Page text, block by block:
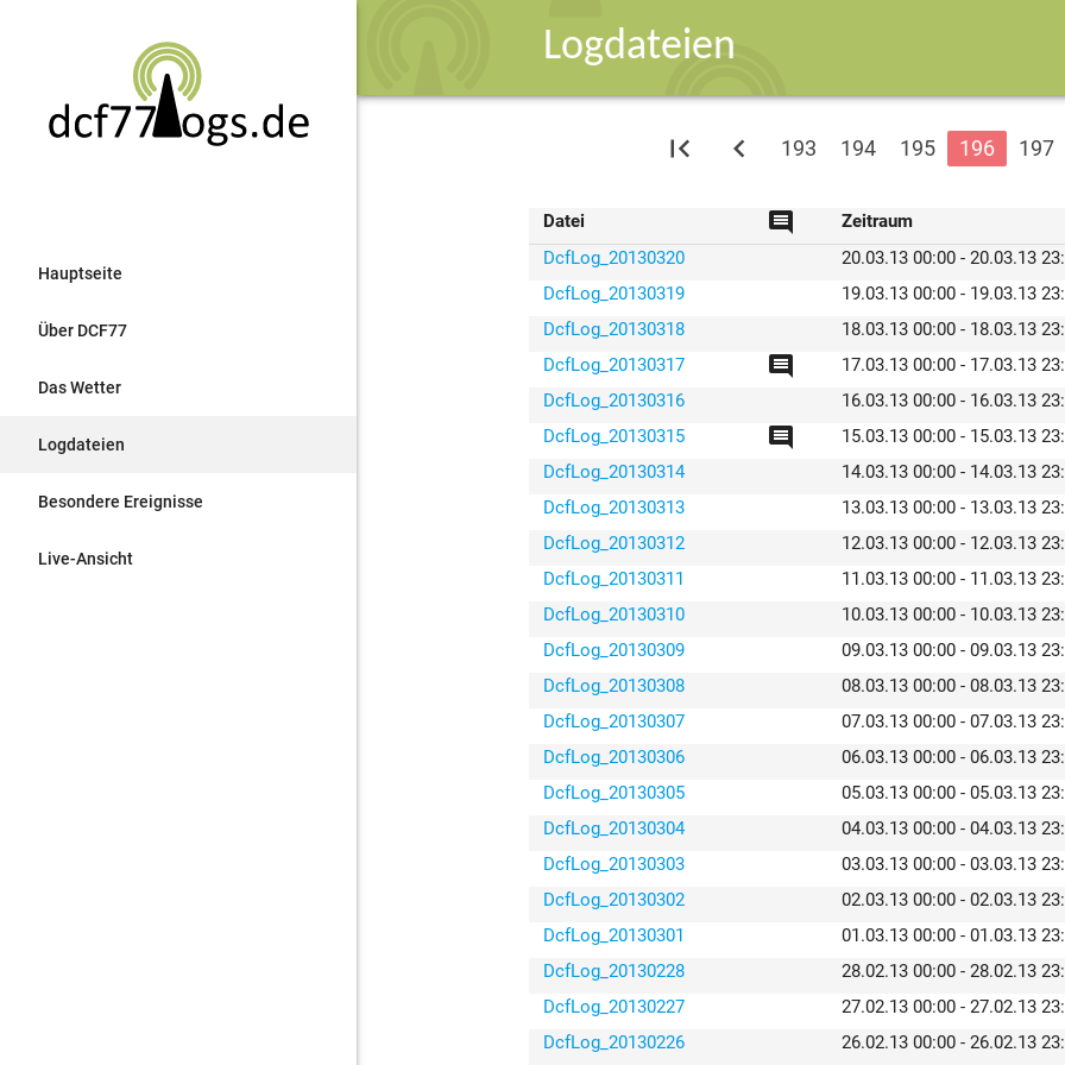
Logdateien
Hauptseite
Über DCF77
Das Wetter
Logdateien
Besondere Ereignisse
Live-Ansicht
first_page chevron_left 193 194 195 196 197
Datei comment Zeitraum
DcfLog_20130320 20.03.13 00:00 - 20.03.13
DcfLog_20130319 19.03.13 00:00 - 19.03.13
DcfLog_20130318 18.03.13 00:00 - 18.03.13
DcfLog_20130317 comment 17.03.13 00:00 - 17.03.13
DcfLog_20130316 16.03.13 00:00 - 16.03.13
DcfLog_20130315 comment 15.03.13 00:00 - 15.03.13
DcfLog_20130314 14.03.13 00:00 - 14.03.13
DcfLog_20130313 13.03.13 00:00 - 13.03.13
DcfLog_20130312 12.03.13 00:00 - 12.03.13
DcfLog_20130311 11.03.13 00:00 - 11.03.13
DcfLog_20130310 10.03.13 00:00 - 10.03.13
DcfLog_20130309 09.03.13 00:00 - 09.03.13
DcfLog_20130308 08.03.13 00:00 - 08.03.13
DcfLog_20130307 07.03.13 00:00 - 07.03.13
DcfLog_20130306 06.03.13 00:00 - 06.03.13
DcfLog_20130305 05.03.13 00:00 - 05.03.13
DcfLog_20130304 04.03.13 00:00 - 04.03.13
DcfLog_20130303 03.03.13 00:00 - 03.03.13
DcfLog_20130302 02.03.13 00:00 - 02.03.13
DcfLog_20130301 01.03.13 00:00 - 01.03.13
DcfLog_20130228 28.02.13 00:00 - 28.02.13
DcfLog_20130227 27.02.13 00:00 - 27.02.13
DcfLog_20130226 26.02.13 00:00 - 26.02.13